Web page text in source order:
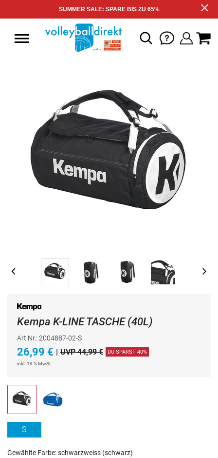
SUMMER SALE: SPARE BIS ZU 65%
Kempa K-LINE TASCHE (40L)
Art.Nr.: 2004887-02-S
26,99 € | UVP 44,99 € DU SPARST 40%
inkl. 19 % MwSt.
S
Gewählte Farbe: schwarzweiss (schwarz)